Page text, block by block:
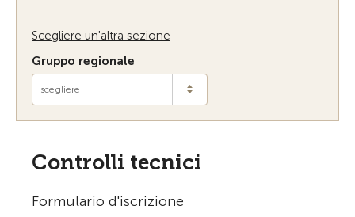
Scegliere un'altra sezione
Gruppo regionale
scegliere
Controlli tecnici
Formulario d'iscrizione